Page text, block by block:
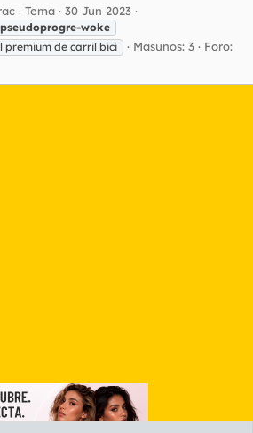
Tema 30 Jun 2023
pseudoprogre-woke
premium de carril bici Masunos: 3
Foro: